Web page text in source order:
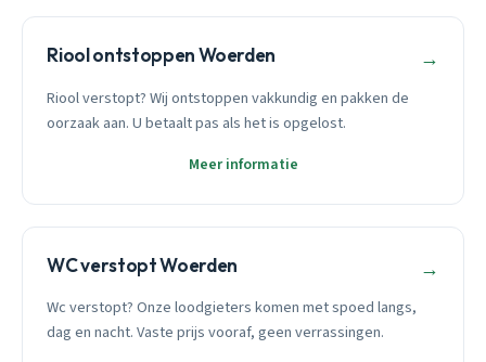
Riool ontstoppen Woerden →
Riool verstopt? Wij ontstoppen vakkundig en pakken de
oorzaak aan. U betaalt pas als het is opgelost.
Meer informatie
WC verstopt Woerden →
Wc verstopt? Onze loodgieters komen met spoed langs,
dag en nacht. Vaste prijs vooraf, geen verrassingen.